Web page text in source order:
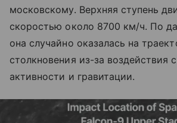
московскому. Верхняя ступень
скоростью около 8700 км/ч. По
она случайно оказалась на
столкновения из-за воздействия
активности и гравитации.